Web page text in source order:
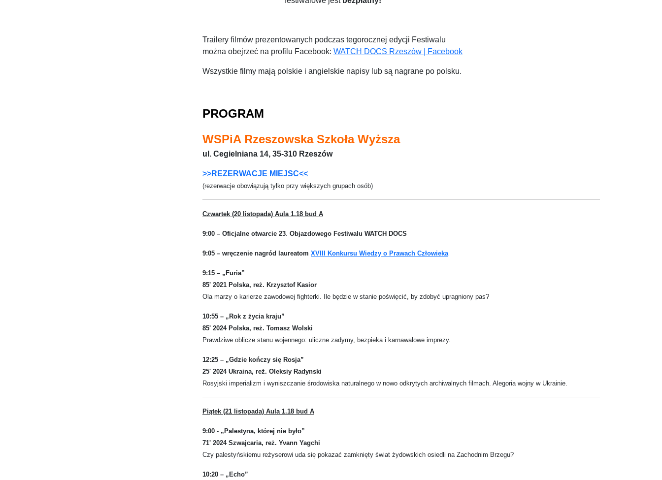
Trailery filmów prezentowanych podczas tegorocznej edycji Festiwalu
można obejrzeć na profilu Facebook: WATCH DOCS Rzeszów | Facebook
Wszystkie filmy mają polskie i angielskie napisy lub są nagrane po polsku.
PROGRAM
WSPiA Rzeszowska Szkoła Wyższa
ul. Cegielniana 14, 35-310 Rzeszów
>>REZERWACJE MIEJSC<<
(rezerwacje obowiązują tylko przy większych grupach osób)
Czwartek (20 listopada) Aula 1.18 bud A
9:00 – Oficjalne otwarcie 23. Objazdowego Festiwalu WATCH DOCS
9:05 – wręczenie nagród laureatom XVIII Konkursu Wiedzy o Prawach Człowieka
9:15 – „Furia”
85' 2021 Polska, reż. Krzysztof Kasior
Ola marzy o karierze zawodowej fighterki. Ile będzie w stanie poświęcić, by zdobyć upragniony pas?
10:55 – „Rok z życia kraju”
85' 2024 Polska, reż. Tomasz Wolski
Prawdziwe oblicze stanu wojennego: uliczne zadymy, bezpieka i karnawałowe imprezy.
12:25 – „Gdzie kończy się Rosja”
25' 2024 Ukraina, reż. Oleksiy Radynski
Rosyjski imperializm i wyniszczanie środowiska naturalnego w nowo odkrytych archiwalnych filmach. Alegoria wojny w Ukrainie.
Piątek (21 listopada) Aula 1.18 bud A
9:00 - „Palestyna, której nie było”
71' 2024 Szwajcaria, reż. Yvann Yagchi
Czy palestyńskiemu reżyserowi uda się pokazać zamknięty świat żydowskich osiedli na Zachodnim Brzegu?
10:20 – „Echo”